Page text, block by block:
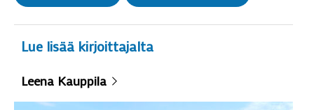
Lue lisää kirjoittajalta
Leena Kauppila